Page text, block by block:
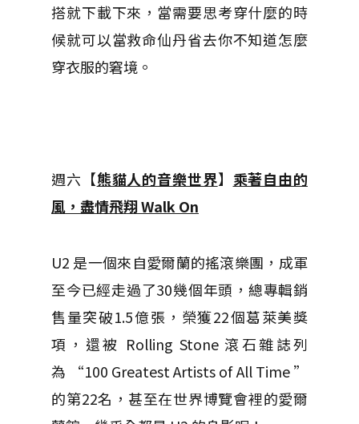
搭就下載下來，當需要思考穿什麼的時
候就可以當救命仙丹省去你不知道怎麼
穿衣服的窘境。
週六【熊貓人的音樂世界】 乘著自由的
風，盡情飛翔 Walk On
U2 是一個來自愛爾蘭的搖滾樂團，成軍
至今已經走過了30幾個年頭，總專輯銷
售量突破1.5億張，榮獲22個葛萊美獎
項，還被 Rolling Stone 滾石雜誌列
為 “100 Greatest Artists of All Time ”
的第22名，甚至在世界博覽會裡的愛爾